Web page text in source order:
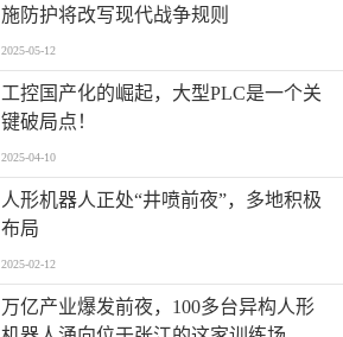
施防护将改写现代战争规则
2025-05-12
工控国产化的崛起，大型PLC是一个关
键破局点！
2025-04-10
人形机器人正处“井喷前夜”，多地积极
布局
2025-02-12
万亿产业爆发前夜，100多台异构人形